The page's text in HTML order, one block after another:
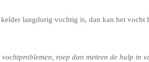
langdurig vochtig is, dan kan het vocht
roep dan meteen de hulp in